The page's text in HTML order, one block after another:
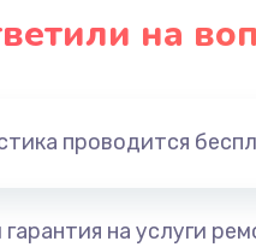
на
проводится
гарантия на услуги